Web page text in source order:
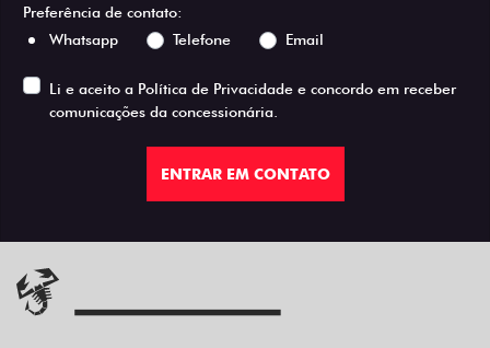
Preferência de contato:
Whatsapp
Telefone Email
Li e aceito a Política de Privacidade e concordo em receber
comunicações da concessionária.
ENTRAR EM CONTATO